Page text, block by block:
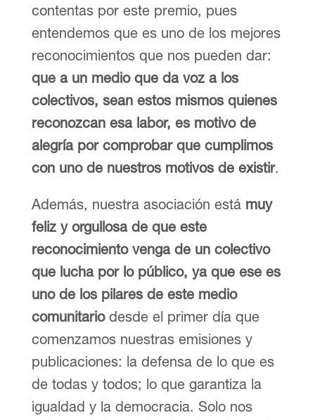
contentas por este premio, pues
entendemos que es uno de los mejores
reconocimientos que nos pueden dar:
que a un medio que da voz a los
colectivos, sean estos mismos quienes
reconozcan esa labor, es motivo de
alegría por comprobar que cumplimos
con uno de nuestros motivos de existir.
Además, nuestra asociación estámuy
feliz y orgullosa de que este
reconocimiento venga de un colectivo
que lucha por lo público, ya que ese es
uno de los pilares de este medio
comunitario desde el primer día que
comenzamos nuestras emisiones y
publicaciones: la defensa de lo que es
de todas y todos; lo que garantiza la
igualdad y la democracia. Solo nos